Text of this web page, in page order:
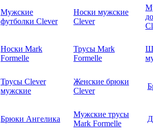
Мужские
футболки Clever
Носки мужские
Clever
Носки Mark
Formelle
Трусы Mark
Formelle
Трусы Clever
мужские
Женские брюки
Clever
Брюки Ангелика
Мужские трусы
Mark Formelle